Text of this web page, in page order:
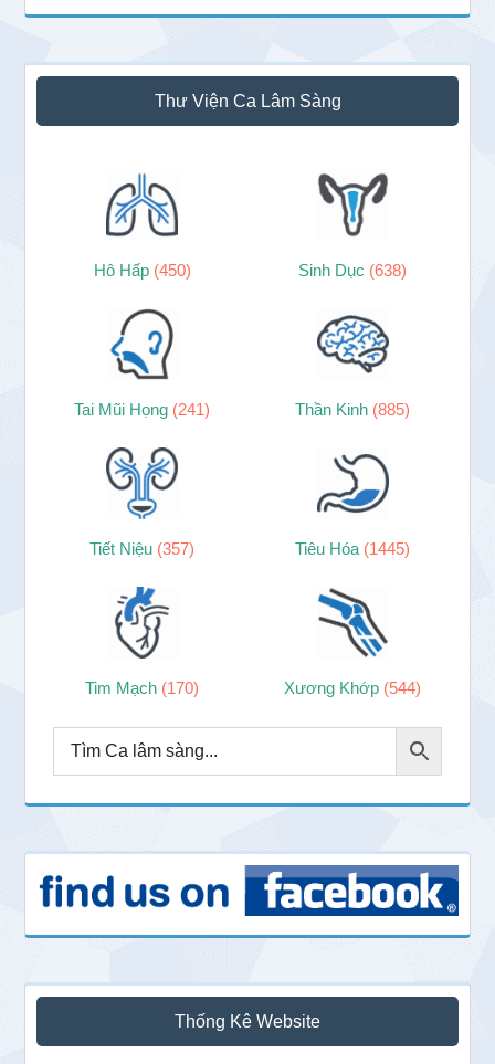
Thư Viện Ca Lâm Sàng
Hô Hấp (450) Sinh Dục (638)
Tai Mũi Họng (241) Thần Kinh (885)
Tiết Niệu (357) Tiêu Hóa (1445)
Tim Mạch (170) Xương Khớp (544)
Thống Kê Website